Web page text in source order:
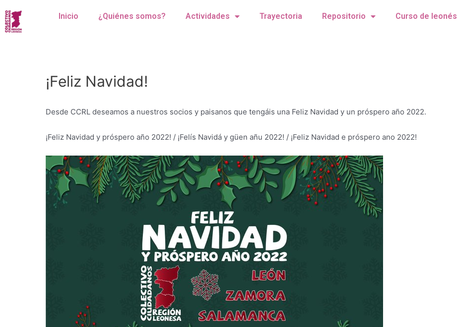
Inicio ¿Quiénes somos? Actividades Trayectoria Repositorio Curso de leonés
¡Feliz Navidad!
Desde CCRL deseamos a nuestros socios y paisanos que tengáis una Feliz Navidad y un próspero año 2022.
¡Feliz Navidad y próspero año 2022! / ¡Felís Navidá y güen añu 2022! / ¡Feliz Navidad e próspero ano 2022!